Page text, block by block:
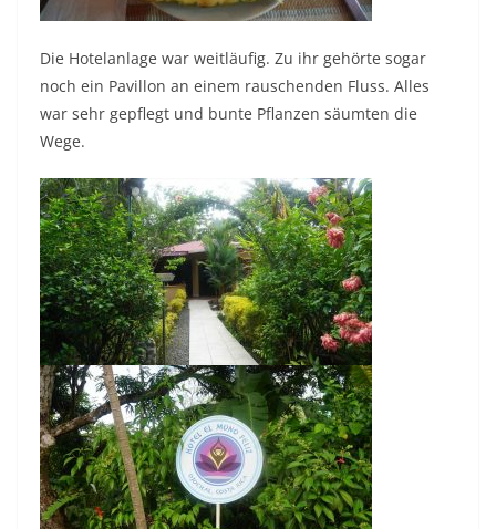
Die Hotelanlage war weitläufig. Zu ihr gehörte sogar
noch ein Pavillon an einem rauschenden Fluss. Alles
war sehr gepflegt und bunte Pflanzen säumten die
Wege.